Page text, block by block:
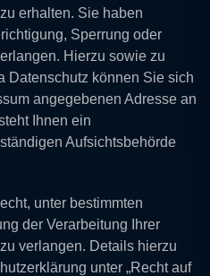
erhalten. Sie haben
Sperrung oder
Hierzu sowie zu
Datenschutz können Sie sich
angegebenen Adresse an
Ihnen ein
Aufsichtsbehörde
unter bestimmten
der Verarbeitung Ihrer
verlangen. Details hierzu
unter „Recht auf